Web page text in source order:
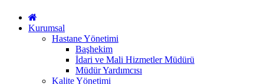
Kurumsal
Hastane Yönetimi
Başhekim
İdari ve Mali Hizmetler Müdürü
Müdür Yardımcısı
Kalite Yönetimi